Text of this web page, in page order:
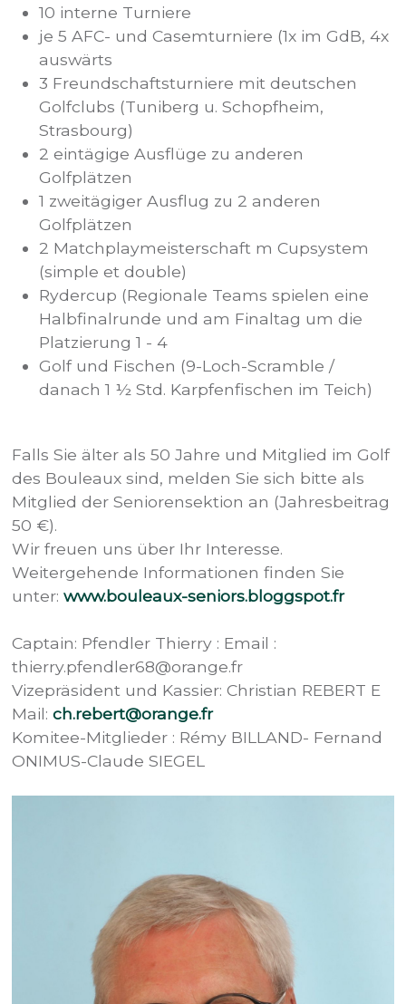
10 interne Turniere
je 5 AFC- und Casemturniere (1x im GdB, 4x
auswärts
3 Freundschaftsturniere mit deutschen
Golfclubs (Tuniberg u. Schopfheim,
Strasbourg)
2 eintägige Ausflüge zu anderen
Golfplätzen
1 zweitägiger Ausflug zu 2 anderen
Golfplätzen
2 Matchplaymeisterschaft m Cupsystem
(simple et double)
Rydercup (Regionale Teams spielen eine
Halbfinalrunde und am Finaltag um die
Platzierung 1 - 4
Golf und Fischen (9-Loch-Scramble /
danach 1 ½ Std. Karpfenfischen im Teich)
Falls Sie älter als 50 Jahre und Mitglied im Golf
des Bouleaux sind, melden Sie sich bitte als
Mitglied der Seniorensektion an (Jahresbeitrag
50 €).
Wir freuen uns über Ihr Interesse.
Weitergehende Informationen finden Sie
unter:www.bouleaux-seniors.bloggspot.fr
Captain: Pfendler Thierry : Email :
thierry.pfendler68@orange.fr
Vizepräsident und Kassier: Christian REBERT E
Mail:ch.rebert@orange.fr
Komitee-Mitglieder : Rémy BILLAND- Fernand
ONIMUS-Claude SIEGEL